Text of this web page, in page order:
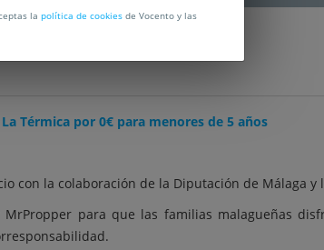
Térmica por 0€ para menores de 5 años
con la colaboración de la Diputación de Málaga y
para que las familias malagueñas
la política de cookies de Vocento y las